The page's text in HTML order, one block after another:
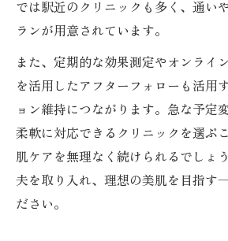
では駅近のクリニックも多く、通い
ランが用意されています。
また、定期的な効果測定やオンライ
を活用したアフターフォローも活用
ョン維持につながります。急な予定
柔軟に対応できるクリニックを選ぶ
肌ケアを無理なく続けられるでしょ
夫を取り入れ、理想の美肌を目指す
ださい。